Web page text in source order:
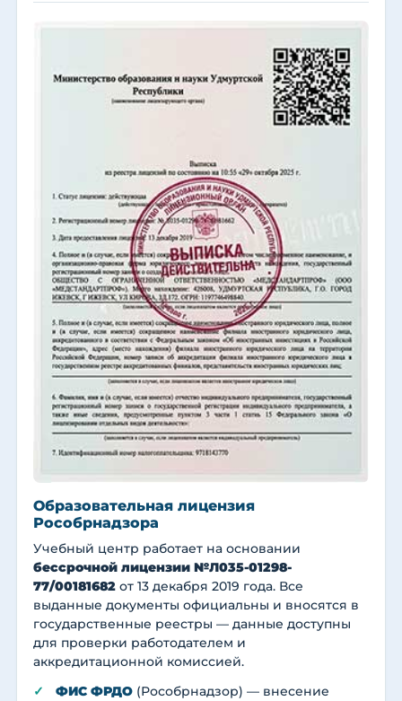
Образовательная лицензия
Рособрнадзора
Учебный центр работает на основании
бессрочной лицензии №Л035-01298-
77/00181682 от 13 декабря 2019 года. Все
выданные документы официальны и вносятся в
государственные реестры — данные доступны
для проверки работодателем и
аккредитационной комиссией.
ФИС ФРДО (Рособрнадзор) — внесение